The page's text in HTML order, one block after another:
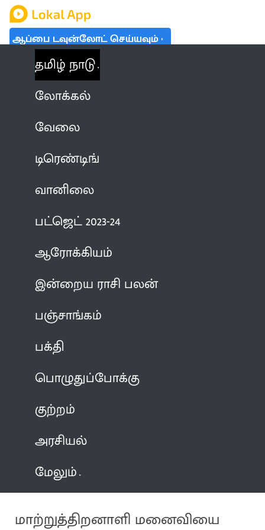
ஆப்பை டவுன்லோட் செய்யவும்
தமிழ் நாடு
லோக்கல்
வேலை
டிரெண்டிங்
வானிலை
பட்ஜெட் 2023-24
ஆரோக்கியம்
இன்றைய ராசி பலன்
பஞ்சாங்கம்
பக்தி
பொழுதுப்போக்கு
குற்றம்
அரசியல்
மேலும்
மாற்றுத்திறனாளி மனைவியை